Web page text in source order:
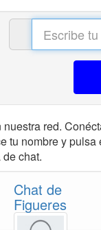
red.
tu nombre y pulsa
chat.
Chat de
Figueres